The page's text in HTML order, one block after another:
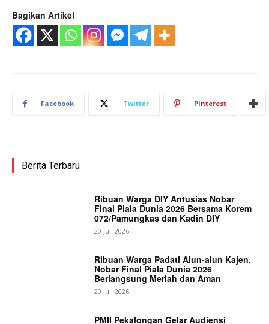
Bagikan Artikel
Facebook Twitter Pinterest
Berita Terbaru
Ribuan Warga DIY Antusias Nobar
Final Piala Dunia 2026 Bersama Korem
072/Pamungkas dan Kadin DIY
20 Juli 2026
Ribuan Warga Padati Alun-alun Kajen,
Nobar Final Piala Dunia 2026
Berlangsung Meriah dan Aman
20 Juli 2026
PMII Pekalongan Gelar Audiensi